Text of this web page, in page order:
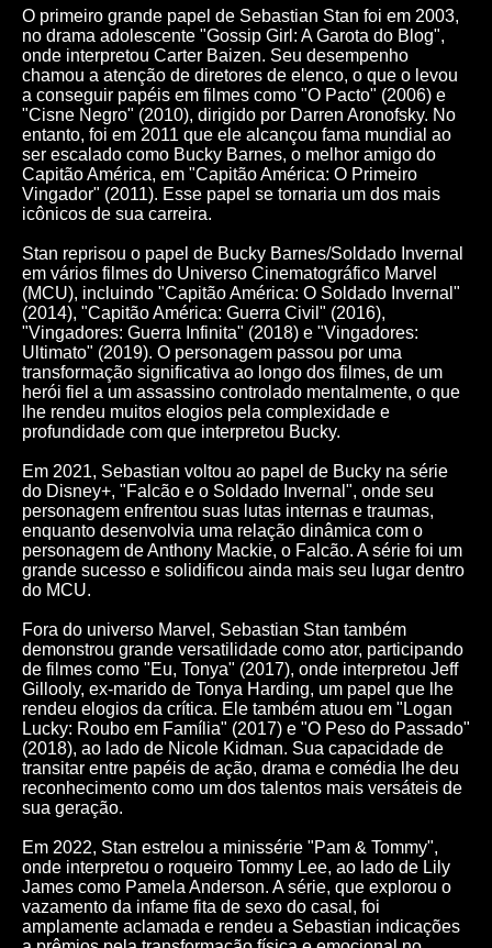
O primeiro grande papel de Sebastian Stan foi em 2003,
no drama adolescente "Gossip Girl: A Garota do Blog",
onde interpretou Carter Baizen. Seu desempenho
chamou a atenção de diretores de elenco, o que o levou
a conseguir papéis em filmes como "O Pacto" (2006) e
"Cisne Negro" (2010), dirigido por Darren Aronofsky. No
entanto, foi em 2011 que ele alcançou fama mundial ao
ser escalado como Bucky Barnes, o melhor amigo do
Capitão América, em "Capitão América: O Primeiro
Vingador" (2011). Esse papel se tornaria um dos mais
icônicos de sua carreira.
Stan reprisou o papel de Bucky Barnes/Soldado Invernal
em vários filmes do Universo Cinematográfico Marvel
(MCU), incluindo "Capitão América: O Soldado Invernal"
(2014), "Capitão América: Guerra Civil" (2016),
"Vingadores: Guerra Infinita" (2018) e "Vingadores:
Ultimato" (2019). O personagem passou por uma
transformação significativa ao longo dos filmes, de um
herói fiel a um assassino controlado mentalmente, o que
lhe rendeu muitos elogios pela complexidade e
profundidade com que interpretou Bucky.
Em 2021, Sebastian voltou ao papel de Bucky na série
do Disney+, "Falcão e o Soldado Invernal", onde seu
personagem enfrentou suas lutas internas e traumas,
enquanto desenvolvia uma relação dinâmica com o
personagem de Anthony Mackie, o Falcão. A série foi um
grande sucesso e solidificou ainda mais seu lugar dentro
do MCU.
Fora do universo Marvel, Sebastian Stan também
demonstrou grande versatilidade como ator, participando
de filmes como "Eu, Tonya" (2017), onde interpretou Jeff
Gillooly, ex-marido de Tonya Harding, um papel que lhe
rendeu elogios da crítica. Ele também atuou em "Logan
Lucky: Roubo em Família" (2017) e "O Peso do Passado"
(2018), ao lado de Nicole Kidman. Sua capacidade de
transitar entre papéis de ação, drama e comédia lhe deu
reconhecimento como um dos talentos mais versáteis de
sua geração.
Em 2022, Stan estrelou a minissérie "Pam & Tommy",
onde interpretou o roqueiro Tommy Lee, ao lado de Lily
James como Pamela Anderson. A série, que explorou o
vazamento da infame fita de sexo do casal, foi
amplamente aclamada e rendeu a Sebastian indicações